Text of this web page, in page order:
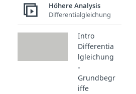
Höhere Analysis
Differentialgleichung
Intro
Differentia
lgleichung
-
Grundbegr
iffe